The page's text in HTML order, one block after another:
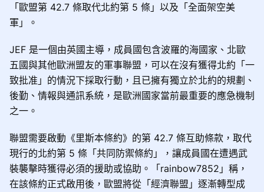
「歐盟第 42.7 條取代北約第 5 條」以及「全面架空美
軍」。
JEF 是一個由英國主導，成員國包含波羅的海國家、北歐
五國與其他歐洲盟友的軍事聯盟，可以在沒有獲得北約「一
致批准」的情況下採取行動，且已擁有獨立於北約的規劃、
後勤、情報與通訊系統，是歐洲國家當前最重要的應急機制
之一。
聯盟需要啟動《里斯本條約》的第 42.7 條互助條款，取代
現行的北約第 5 條「共同防禦條約」，讓成員國在遭遇武
裝襲擊時獲得必須的援助或協助。「rainbow7852」稱，
在該條約正式啟用後，歐盟將從「經濟聯盟」逐漸轉型成